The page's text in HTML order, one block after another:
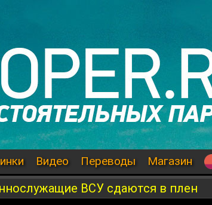
Видео Переводы Магазин
ВСУ сдаются в плен